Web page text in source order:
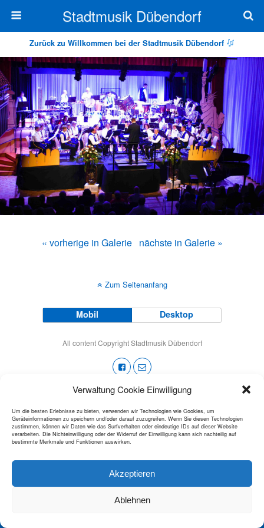
Verwaltung Cookie Einwilligung
Um die besten Erlebnisse zu bieten, verwenden wir Technologien wie Cookies, um
Geräteinformationen zu speichern und/oder darauf zuzugreifen. Wenn Sie diesen Technologien
zustimmen, können wir Daten wie das Surfverhalten oder eindeutige IDs auf dieser Website
verarbeiten. Die Nichteinwilligung oder der Widerruf der Einwilligung kann sich nachteilig auf
bestimmte Merkmale und Funktionen auswirken.
Akzeptieren
Ablehnen
Stadtmusik Dübendorf
Zurück zu Willkommen bei der Stadtmusik Dübendorf
« vorherige in Galerie nächste in Galerie »
Zum Seitenanfang
Mobil Desktop
All content Copyright Stadtmusik Dübendorf